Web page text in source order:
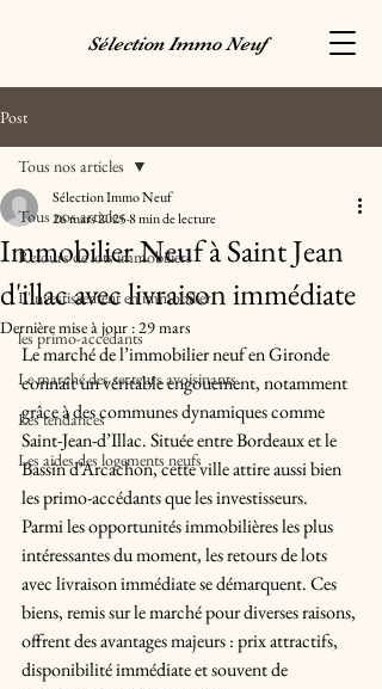
Sélection Immo Neuf
Post
Tous nos articles
Retours de lots immobiliers
L'investissement en immobilier
les primo-accédants
Le marché des secteurs avoisinants
Les tendances
Les aides des logements neufs
Tous nos articles
Immobilier Neuf à Saint Jean
d'illac avec livraison immédiate
Sélection Immo Neuf
26 mars 20258 min de lecture
Dernière mise à jour :29 mars
Le marché de l’immobilier neuf en Gironde
connaît un véritable engouement, notamment
grâce à des communes dynamiques comme
Saint-Jean-d’Illac. Située entre Bordeaux et le
Bassin d’Arcachon, cette ville attire aussi bien
les primo-accédants que les investisseurs.
Parmi les opportunités immobilières les plus
intéressantes du moment, les retours de lots
avec livraison immédiate se démarquent. Ces
biens, remis sur le marché pour diverses raisons,
offrent des avantages majeurs : prix attractifs,
disponibilité immédiate et souvent de